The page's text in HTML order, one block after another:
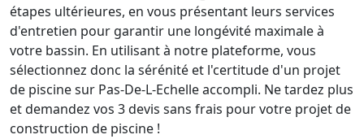
étapes ultérieures, en vous présentant leurs services
d'entretien pour garantir une longévité maximale à
votre bassin. En utilisant à notre plateforme, vous
sélectionnez donc la sérénité et l'certitude d'un projet
de piscine sur Pas-De-L-Echelle accompli. Ne tardez plus
et demandez vos 3 devis sans frais pour votre projet de
construction de piscine !